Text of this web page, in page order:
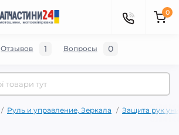
0
Руль и управление, Зеркала Защита рук
Отзывов 1 Вопросы 0